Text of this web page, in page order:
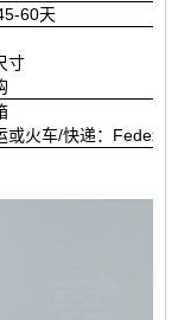
60天
寸
或火车/快递：Fedex /